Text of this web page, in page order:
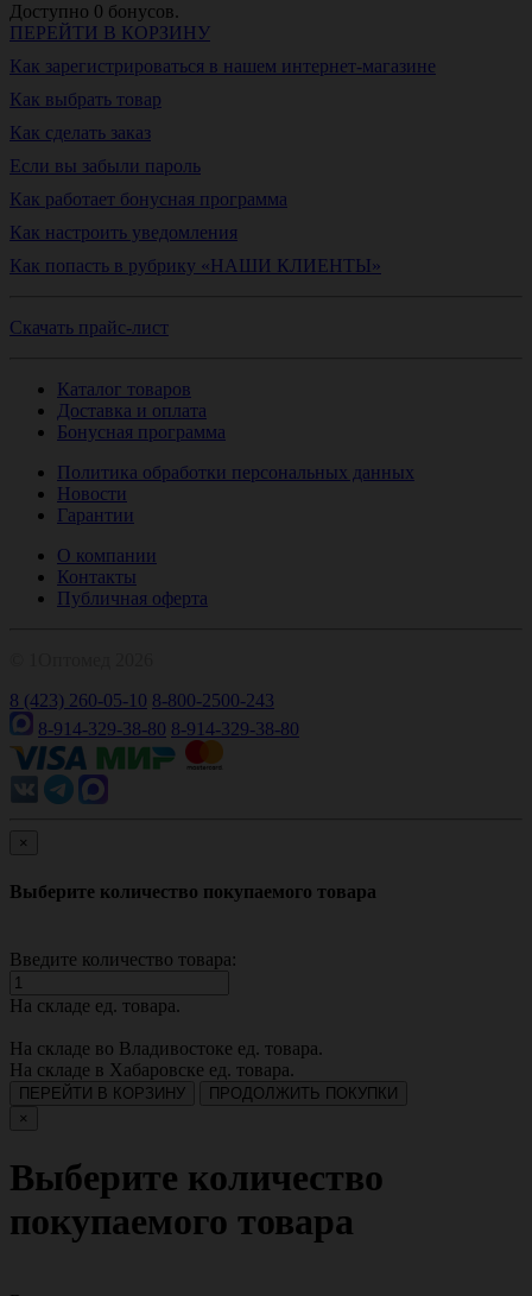
Доступно 0 бонусов.
ПЕРЕЙТИ В КОРЗИНУ
Как зарегистрироваться в нашем интернет-магазине
Как выбрать товар
Как сделать заказ
Если вы забыли пароль
Как работает бонусная программа
Как настроить уведомления
Как попасть в рубрику «НАШИ КЛИЕНТЫ»
Скачать прайс-лист
Каталог товаров
Доставка и оплата
Бонусная программа
Политика обработки персональных данных
Новости
Гарантии
О компании
Контакты
Публичная оферта
8 (423) 260-05-10 8-800-2500-243
8-914-329-38-80 8-914-329-38-80
×
Выберите количество покупаемого товара
Введите количество товара:
На складе ед. товара.
На складе во Владивостоке ед. товара.
На складе в Хабаровске ед. товара.
ПЕРЕЙТИ В КОРЗИНУ
ПРОДОЛЖИТЬ ПОКУПКИ
×
Выберите количество
покупаемого товара